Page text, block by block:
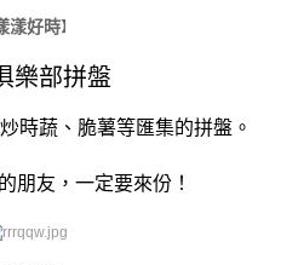
漾好時】
樂部拼盤
時蔬、脆薯等匯集的拼盤。
朋友，一定要來份！